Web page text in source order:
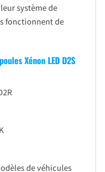
système de
fonctionnent de
Xénon LED D2S
de véhicules